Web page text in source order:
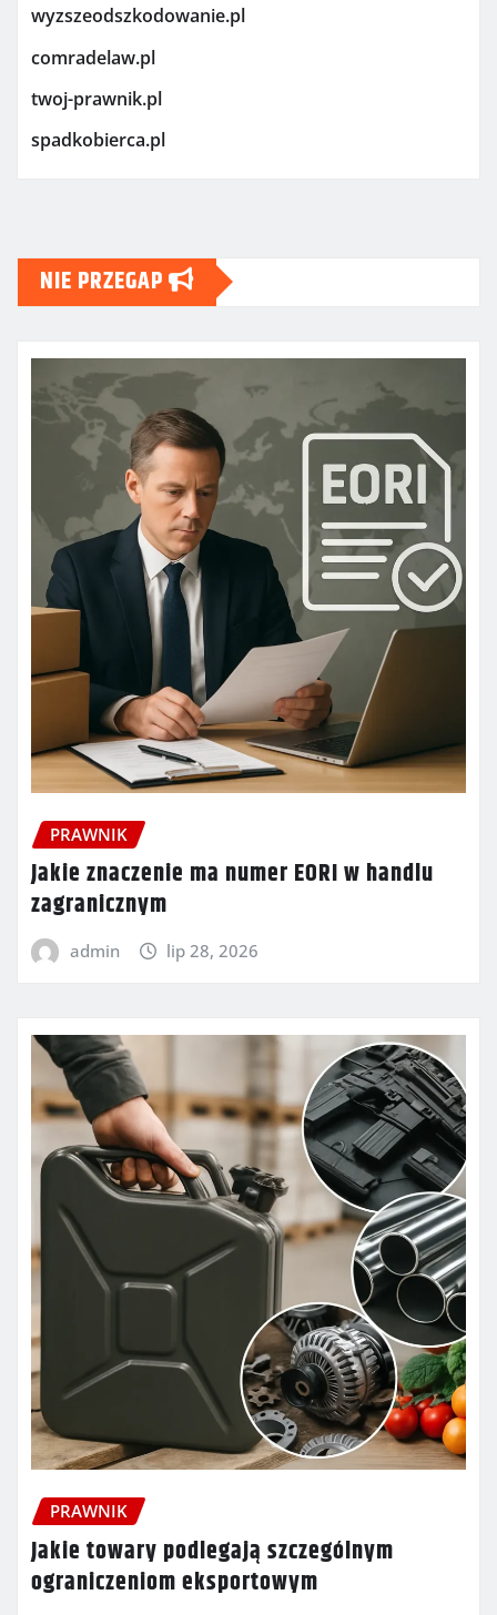
wyzszeodszkodowanie.pl
comradelaw.pl
twoj-prawnik.pl
spadkobierca.pl
NIE PRZEGAP
PRAWNIK
Jakie znaczenie ma numer EORI w handlu
zagranicznym
admin lip 28, 2026
PRAWNIK
Jakie towary podlegają szczególnym
ograniczeniom eksportowym